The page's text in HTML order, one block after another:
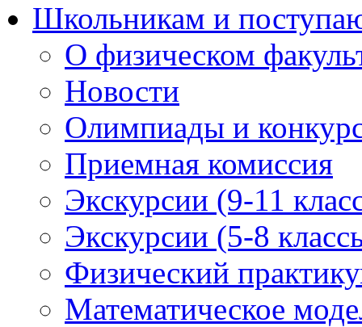
Школьникам и
О физическом
Новости
Олимпиады и
Приемная комиссия
Экскурсии (9-11
Экскурсии (5-8
Физический
Математическое